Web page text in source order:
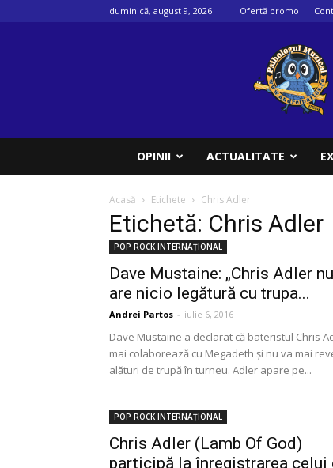
duminică, august 9, 2026 Ofertă promo
OPINII ACTUALITATE
Acasă Etichete Chris Adler
Etichetă: Chris Adler
POP ROCK INTERNAȚIONAL
Dave Mustaine: „Chris Adler
are nicio legătură cu trupa...
Andrei Partos - iulie 6, 2016
Dave Mustaine a declarat că bateristul Chris
mai colaborează cu Megadeth și nu va mai
alături de trupă în turneu. Adler apare pe...
POP ROCK INTERNAȚIONAL
Chris Adler (Lamb Of God)
participă la înregistrarea celui